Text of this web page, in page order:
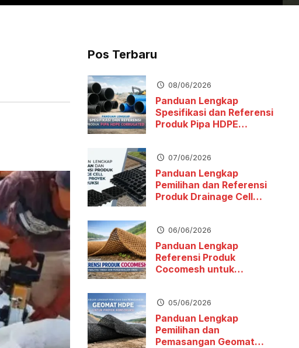
Pos Terbaru
08/06/2026
Panduan Lengkap
Spesifikasi dan Referensi
Produk Pipa HDPE
07/06/2026
Panduan Lengkap
Pemilihan dan Referensi
Produk Drainage Cell
06/06/2026
Panduan Lengkap
Referensi Produk
Cocomesh untuk
05/06/2026
Panduan Lengkap
Pemilihan dan
Pemasangan Geomat